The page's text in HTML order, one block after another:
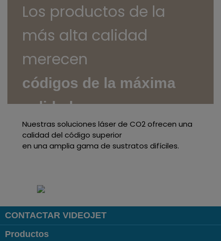
Los productos de la
más alta calidad
merecen
códigos de la máxima
calidad.
Nuestras soluciones láser de CO2 ofrecen una
calidad del código superior
en una amplia gama de sustratos difíciles.
CONTACTAR VIDEOJET
Productos